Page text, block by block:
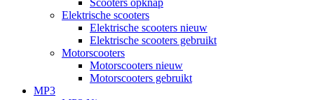
Elektrische scooters
Elektrische scooters nieuw
Elektrische scooters gebruikt
Motorscooters
Motorscooters nieuw
Motorscooters gebruikt
MP3